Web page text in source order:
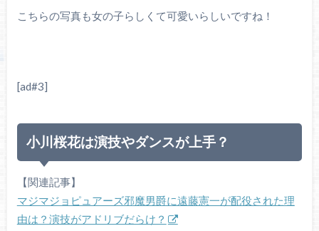
こちらの写真も女の子らしくて可愛いらしいですね！
[ad#3]
小川桜花は演技やダンスが上手？
【関連記事】
マジマジョピュアーズ邪魔男爵に遠藤憲一が配役された理
由は？演技がアドリブだらけ？